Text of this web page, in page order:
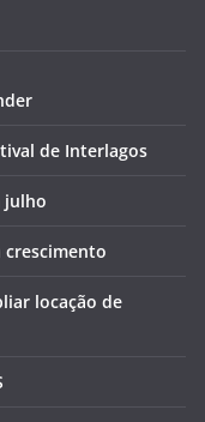
de Interlagos
julho
crescimento
locação de